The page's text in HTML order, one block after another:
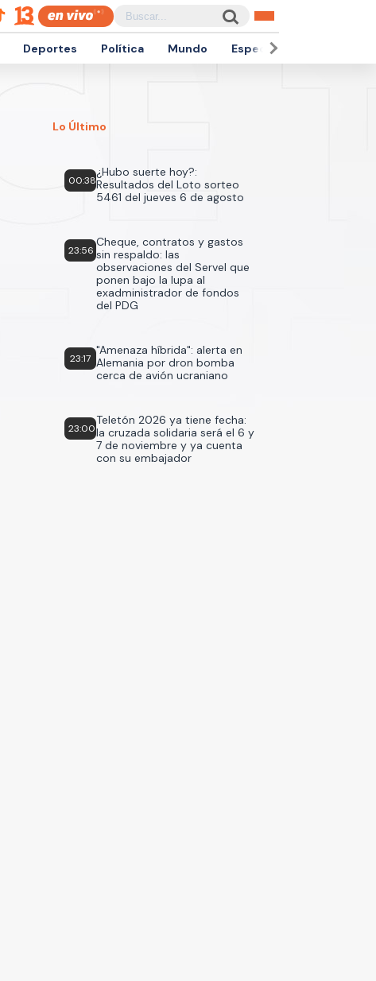
Deportes Política Mundo Espectáculos
Lo Último
00:38
¿Hubo suerte hoy?:
Resultados del Loto sorteo
5461 del jueves 6 de agosto
23:56
Cheque, contratos y gastos
sin respaldo: las
observaciones del Servel que
ponen bajo la lupa al
exadministrador de fondos
del PDG
23:17
"Amenaza híbrida": alerta en
Alemania por dron bomba
cerca de avión ucraniano
23:00
Teletón 2026 ya tiene fecha:
la cruzada solidaria será el 6 y
7 de noviembre y ya cuenta
con su embajador